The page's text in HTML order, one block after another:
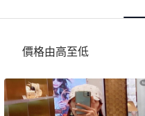
價格由高至低